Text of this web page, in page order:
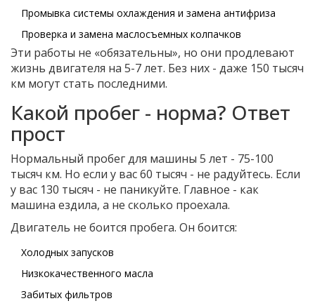
Промывка системы охлаждения и замена антифриза
Проверка и замена маслосъемных колпачков
Эти работы не «обязательны», но они продлевают
жизнь двигателя на 5-7 лет. Без них - даже 150 тысяч
км могут стать последними.
Какой пробег - норма? Ответ
прост
Нормальный пробег для машины 5 лет - 75-100
тысяч км. Но если у вас 60 тысяч - не радуйтесь. Если
у вас 130 тысяч - не паникуйте. Главное - как
машина ездила, а не сколько проехала.
Двигатель не боится пробега. Он боится:
Холодных запусков
Низкокачественного масла
Забитых фильтров